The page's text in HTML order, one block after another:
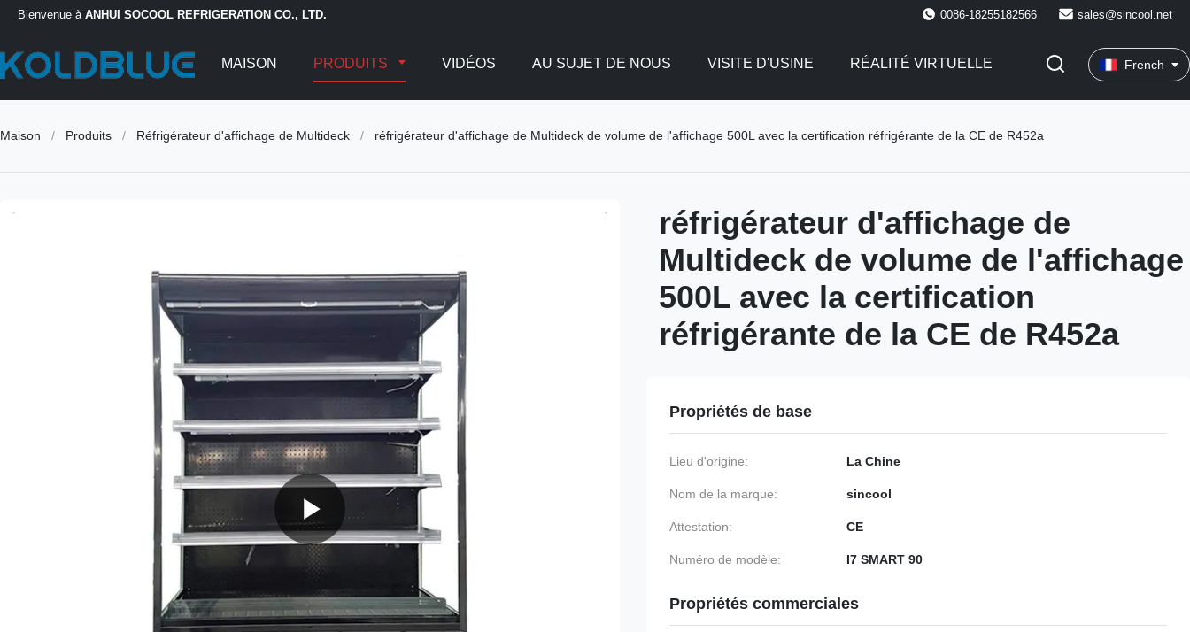
Bienvenue à ANHUI SOCOOL REFRIGERATION CO., LTD. 0086-18255182566 sales@sincool.net
MAISON PRODUITS VIDÉOS AU SUJET DE NOUS VISITE D'USINE RÉALITÉ VIRTUELLE French
Maison / Produits / Réfrigérateur d'affichage de Multideck / réfrigérateur d'affichage de Multideck de volume de l'affichage 500L avec la certification réfrigérante de la CE de R452a
réfrigérateur d'affichage de
Multideck de volume de l'affichage
500L avec la certification
réfrigérante de la CE de R452a
Propriétés de base
Lieu d'origine: La Chine
Nom de la marque: sincool
Attestation: CE
Numéro de modèle: I7 SMART 90
Propriétés commerciales